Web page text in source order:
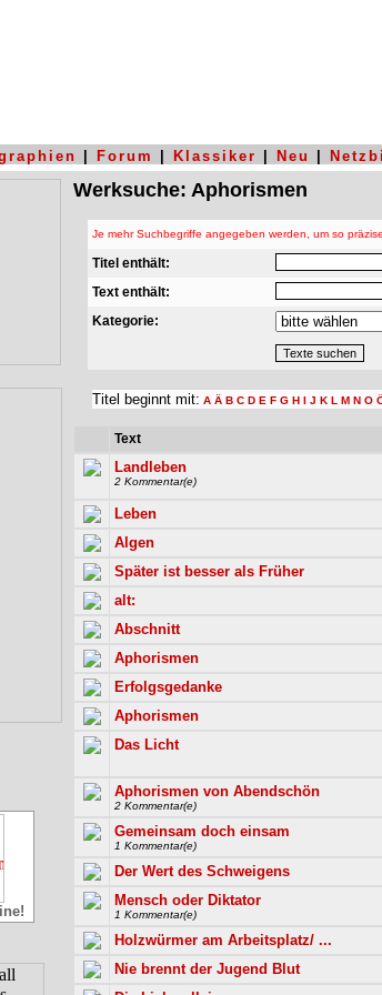
Forum Klassiker Neu
Werksuche: Aphorismen
Je mehr Suchbegriffe angegeben werden, um so
Titel enthält:
Text enthält:
Kategorie:
Titel beginnt mit: A Ä B C D E F G H I J K L M N O
Text
Landleben
2 Kommentar(e)
Leben
Algen
Später ist besser als Früher
alt:
Abschnitt
Aphorismen
Erfolgsgedanke
Aphorismen
Das Licht
Aphorismen von Abendschön
2 Kommentar(e)
Gemeinsam doch einsam
1 Kommentar(e)
Der Wert des Schweigens
Mensch oder Diktator
1 Kommentar(e)
Holzwürmer am Arbeitsplatz/ ...
Nie brennt der Jugend Blut